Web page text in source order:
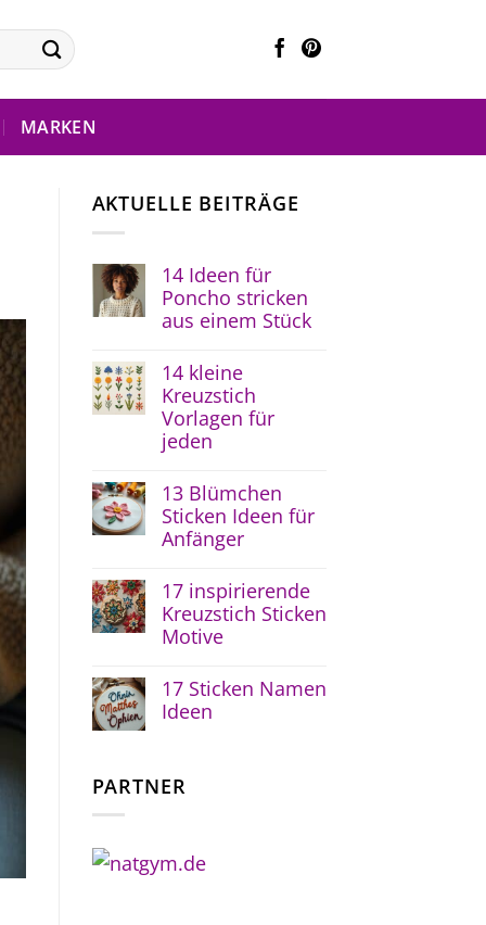
MARKEN
AKTUELLE BEITRÄGE
14 Ideen für
Poncho stricken
aus einem Stück
14 kleine
Kreuzstich
Vorlagen für
jeden
13 Blümchen
Sticken Ideen für
Anfänger
17 inspirierende
Kreuzstich Sticken
Motive
17 Sticken Namen
Ideen
PARTNER